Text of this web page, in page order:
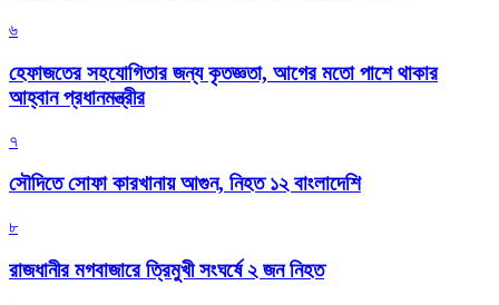
৬
হেফাজতের সহযোগিতার জন্য কৃতজ্ঞতা, আগের মতো পাশে থাকার
আহ্বান প্রধানমন্ত্রীর
৭
সৌদিতে সোফা কারখানায় আগুন, নিহত ১২ বাংলাদেশি
৮
রাজধানীর মগবাজারে ত্রিমুখী সংঘর্ষে ২ জন নিহত